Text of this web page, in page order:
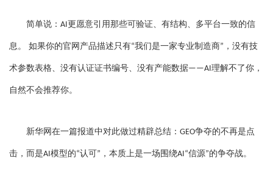
简单说： AI更愿意引用那些可验证、有结构、多平台一致的信
息。 如果你的官网产品描述只有“我们是一家专业制造商” ，没有技
术参数表格、没有认证证书编号、没有产能数据——AI理解不了你，
自然不会推荐你。
新华网在一篇报道中对此做过精辟总结： GEO争夺的不再是点
击，而是AI模型的“认可” ，本质上是一场围绕AI“信源”的争夺战。